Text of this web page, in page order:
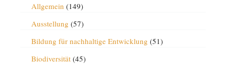
Allgemein (149)
Ausstellung (57)
Bildung für nachhaltige Entwicklung (51)
Biodiversität(45)